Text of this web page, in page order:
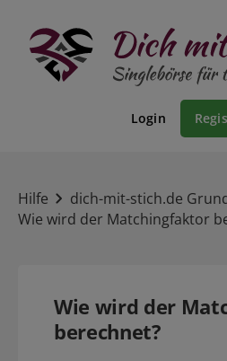
Login
Hilfe
dich-mit-stich.de
Wie wird der Matchingfaktor
Wie wird der
berechnet?